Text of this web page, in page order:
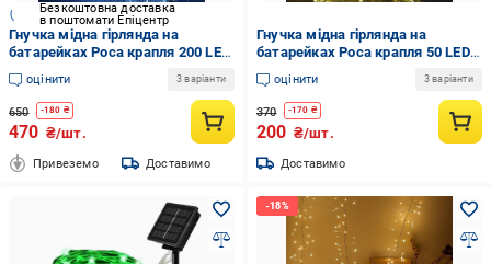
Безкоштовна доставка
в поштомати Епіцентр
Гнучка мідна гірлянда на
батарейках Роса крапля 200 LED
20 м мідний дріт Білий
(МХ-00007636)
оцінити 3 варіанти
650 -180 ₴
470 ₴/шт.
Привеземо Доставимо
Гнучка мідна гірлянда на
батарейках Роса крапля 50 LED 5
м мідний дріт Теплий білий
(МХ-00007467)
оцінити 3 варіанти
370 -170 ₴
200 ₴/шт.
Доставимо